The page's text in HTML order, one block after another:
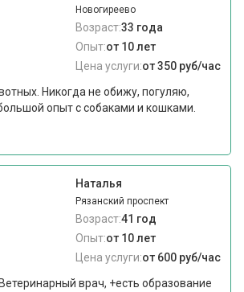
Новогиреево
Возраст:33 года
Опыт:от 10 лет
Цена услуги:от 350 руб/час
Никогда не обижу, погуляю,
опыт с собаками и кошками.
Наталья
Рязанский проспект
Возраст:41 год
Опыт:от 10 лет
Цена услуги:от 600 руб/час
врач, +есть образование